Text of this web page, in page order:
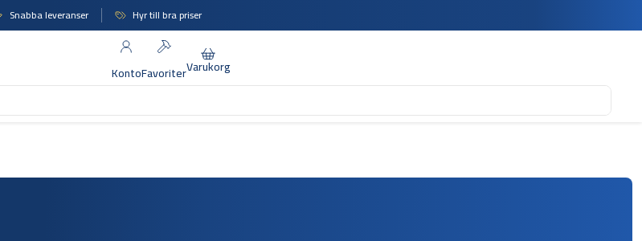
Snabba leveranser Hyr till bra priser
KontoFavoriterVarukorg